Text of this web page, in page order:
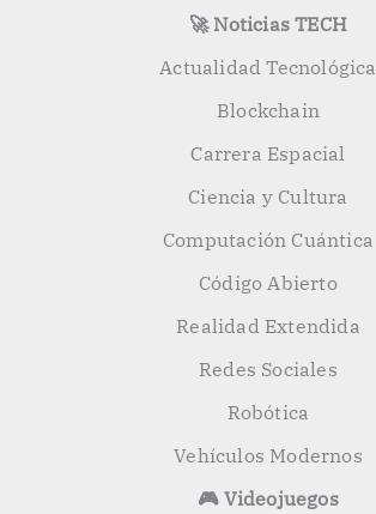
🚀 Noticias TECH
Actualidad Tecnológica
Blockchain
Carrera Espacial
Ciencia y Cultura
Computación Cuántica
Código Abierto
Realidad Extendida
Redes Sociales
Robótica
Vehículos Modernos
🎮 Videojuegos